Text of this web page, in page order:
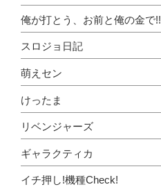
俺が打とう、お前と俺の金で!!
スロジョ日記
萌えセン
けったま
リベンジャーズ
ギャラクティカ
イチ押し!機種Check!